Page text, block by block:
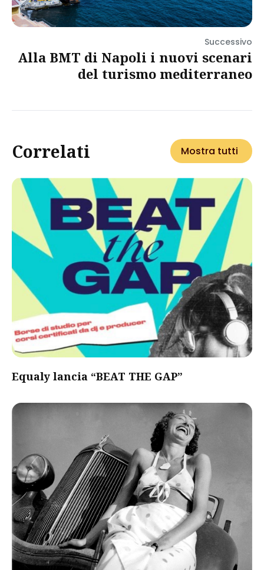
Successivo
Alla BMT di Napoli i nuovi scenari
del turismo mediterraneo
Correlati Mostra tutti
Equaly lancia “BEAT THE GAP”